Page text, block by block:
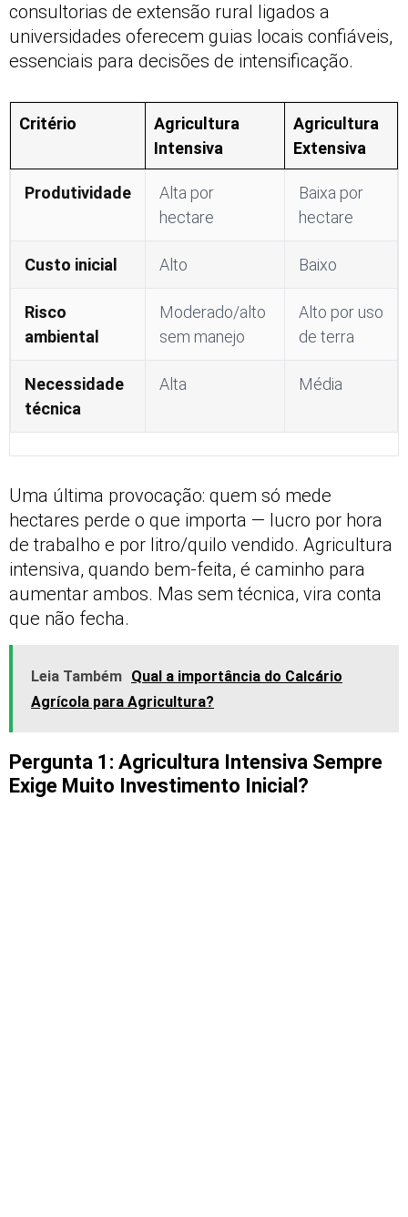
consultorias de extensão rural ligados a
universidades oferecem guias locais confiáveis,
essenciais para decisões de intensificação.
Critério
Agricultura
Intensiva
Agricultura
Extensiva
Produtividade
Alta por
hectare
Baixa por
hectare
Custo inicial Alto Baixo
Risco
ambiental
Moderado/alto
sem manejo
Alto por uso
de terra
Necessidade
técnica
Alta Média
Uma última provocação: quem só mede
hectares perde o que importa — lucro por hora
de trabalho e por litro/quilo vendido. Agricultura
intensiva, quando bem-feita, é caminho para
aumentar ambos. Mas sem técnica, vira conta
que não fecha.
Leia Também Qual a importância do Calcário
Agrícola para Agricultura?
Pergunta 1: Agricultura Intensiva Sempre
Exige Muito Investimento Inicial?